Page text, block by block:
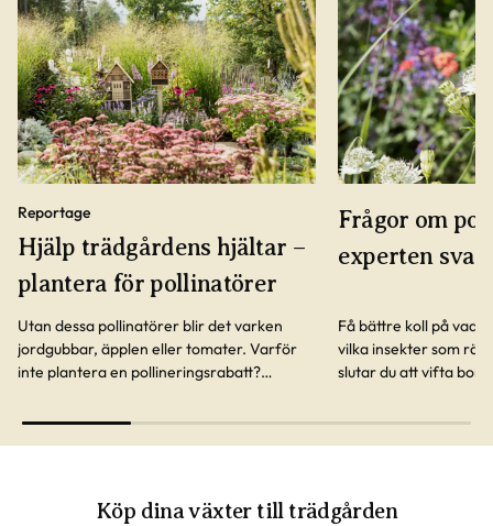
Reportage
Hjälp trädgårdens hjältar –
plantera för pollinatörer
Utan dessa pollinatörer blir det varken
jordgubbar, äpplen eller tomater. Varför
inte plantera en pollineringsrabatt?
om växter det surras kring.
Frågor om
experten
Få bättre koll på vad
vilka insekter som
slutar du att vifta bort
Köp dina växter till trädgården